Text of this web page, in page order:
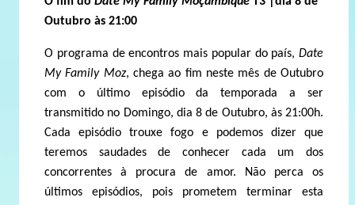
Outubro às 21:00
O programa de encontros mais popular do país, Date
My Family Moz, chega ao fim neste mês de Outubro
com o último episódio da temporada a ser
transmitido no Domingo, dia 8 de Outubro, às 21:00h.
Cada episódio trouxe fogo e podemos dizer que
teremos saudades de conhecer cada um dos
concorrentes à procura de amor. Não perca os
últimos episódios, pois prometem terminar esta